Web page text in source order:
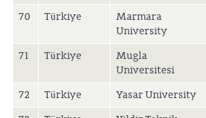
70 Türkiye
Marmara
University
71 Türkiye
Mugla
Universitesi
72 Türkiye Yasar University